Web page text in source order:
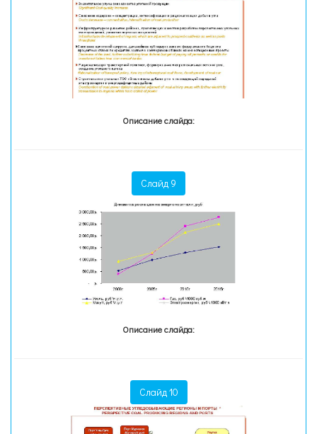
Описание слайда:
Слайд 9
Описание слайда:
Слайд 10